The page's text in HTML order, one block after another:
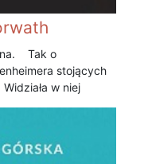
Tak o
stojących
w niej